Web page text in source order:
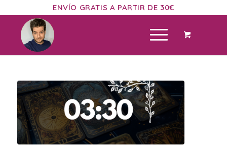
ENVÍO GRATIS A PARTIR DE 30€